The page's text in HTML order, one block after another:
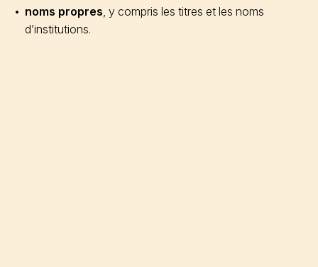
noms propres , y compris les titres et les noms
d’institutions.